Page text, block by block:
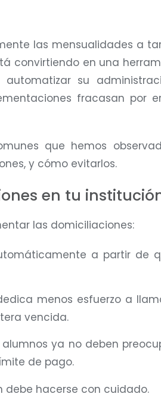
las mensualidades a
convirtiendo en una
su
fracasan por
que hemos
y cómo evitarlos.
en tu
las domiciliaciones:
a partir de
menos esfuerzo a
vencida.
alumnos ya no deben
de pago.
debe hacerse con cuidado.